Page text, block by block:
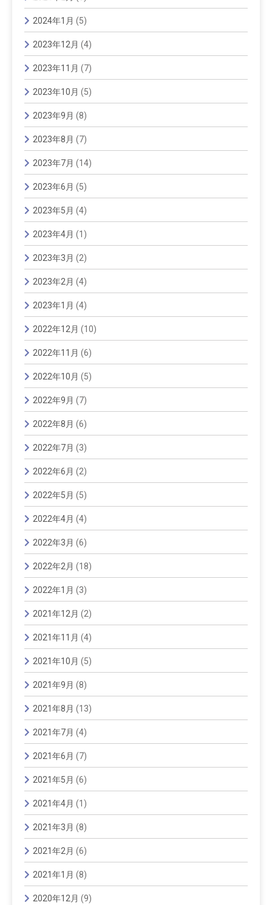
2024年1月 (5)
2023年12月 (4)
2023年11月 (7)
2023年10月 (5)
2023年9月 (8)
2023年8月 (7)
2023年7月 (14)
2023年6月 (5)
2023年5月 (4)
2023年4月 (1)
2023年3月 (2)
2023年2月 (4)
2023年1月 (4)
2022年12月 (10)
2022年11月 (6)
2022年10月 (5)
2022年9月 (7)
2022年8月 (6)
2022年7月 (3)
2022年6月 (2)
2022年5月 (5)
2022年4月 (4)
2022年3月 (6)
2022年2月 (18)
2022年1月 (3)
2021年12月 (2)
2021年11月 (4)
2021年10月 (5)
2021年9月 (8)
2021年8月 (13)
2021年7月 (4)
2021年6月 (7)
2021年5月 (6)
2021年4月 (1)
2021年3月 (8)
2021年2月 (6)
2021年1月 (8)
2020年12月 (9)